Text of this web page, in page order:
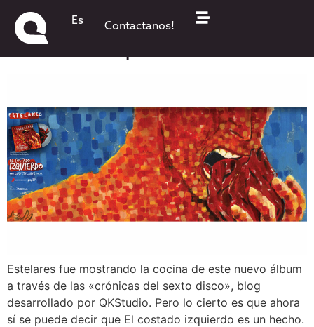
Es Contactanos!
Aleluya! Estelares lanzó «El
Costado Izquierdo»
Estelares fue mostrando la cocina de este nuevo álbum
a través de las «crónicas del sexto disco», blog
desarrollado por QKStudio. Pero lo cierto es que ahora
sí se puede decir que El costado izquierdo es un hecho.